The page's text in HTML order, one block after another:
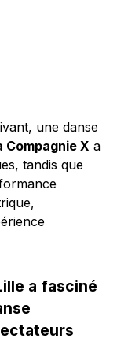
une danse
Compagnie X a
tandis que
a fasciné